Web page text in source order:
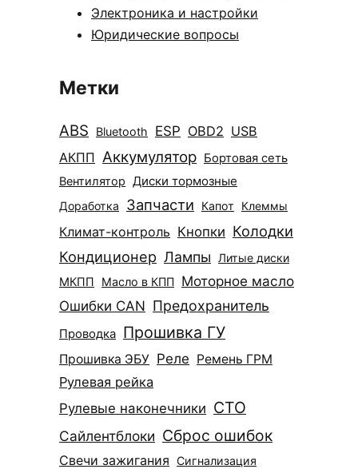
Электроника и настройки
Юридические вопросы
Метки
ABS Bluetooth ESP OBD2 USB
АКПП Аккумулятор Бортовая сеть
Вентилятор Диски тормозные
Доработка Запчасти Капот Клеммы
Климат-контроль Кнопки Колодки
Кондиционер Лампы Литые диски
МКПП Масло в КПП
Моторное масло
Ошибки CAN Предохранитель
Проводка Прошивка ГУ
Прошивка ЭБУ Реле Ремень ГРМ
Рулевая рейка
Рулевые наконечники СТО
Сайлентблоки Сброс ошибок
Свечи зажигания Сигнализация